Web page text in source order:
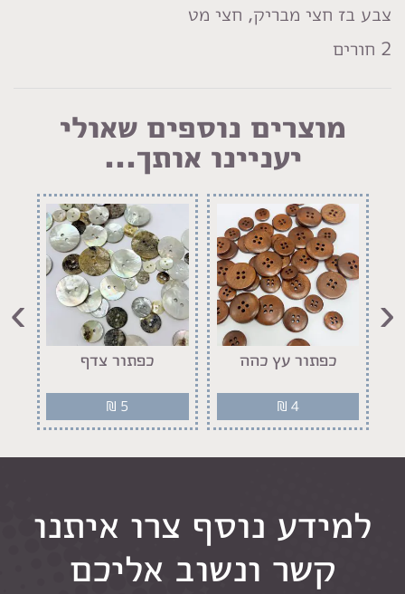
צבע בז חצי מבריק, חצי מט
2 חורים
מוצרים נוספים שאולי
יעניינו אותך...
כפתור עץ כהה
₪ 4
כפתור צדף
₪ 5
‹
›
למידע נוסף צרו איתנו
קשר ונשוב אליכם